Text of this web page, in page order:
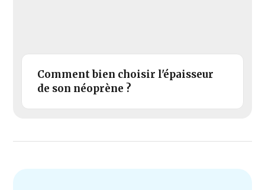
Comment bien choisir l'épaisseur
de son néoprène ?